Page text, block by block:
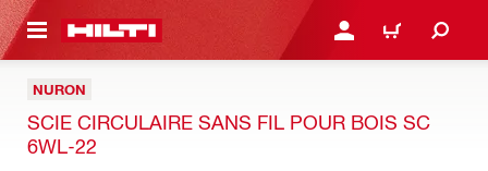
CONTENT CONNEXION OU
PANIER
NURON
SCIE CIRCULAIRE SANS FIL POUR BOIS SC
6WL-22